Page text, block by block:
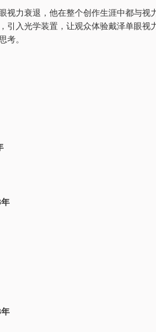
视力衰退，他在整个创作生涯中都与视
引入光学装置，让观众体验戴泽单眼视
。